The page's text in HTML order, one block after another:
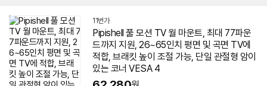
11번가
Pipishell 풀 모션 TV월 마운트, 최대 77파운
드까지 지원, 26~65인치 평면 및 곡면 TV에
적합, 브래킷 높이 조절 가능, 단일 관절형 암이
있는 코너 VESA 4